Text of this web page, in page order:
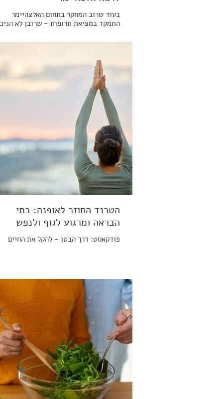
בעוד שרוב המחקר בתחום האלצהיימר
התמקד במציאת תרופות - שרובן לא
מציעים גישה חדשה ומבטיחה. ד"ר דייל
ההזדקנות, מציג גישה מהפכנית המשנה את
כל מה שחשבנו על בריאות המוח ומחלת
האלצהיימר.
במחקר מקיף שנמשך מעל עשור, הראה ד"ר
ברדנסון שניתן לא רק למנוע אלצהיימר,
אף לרפא או לאזן את המחלה לאחר
התפרצותה - וזאת ללא תרופות, אלא
באמצעות שינויים בתזונה בלבד. התוצאות
היו מרשימות במיוחד
הטרנד החוזר לאופנה: בתי
הבראה ומרגוע לגוף ולנפש
פודקאסט: דרך הבטן - להקל את החיים